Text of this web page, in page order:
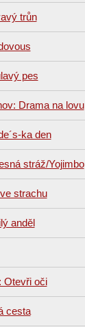
trůn
pes
Drama na lovu
ka den
stráž/Yojimbo
strachu
anděl
Otevři oči
cesta